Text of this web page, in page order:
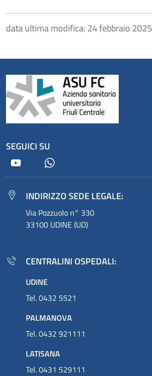
data ultima modifica: 24 febbraio 2025
SEGUICI SU
Youtube
INDIRIZZO SEDE LEGALE:
Via Pozzuolo n° 330
33100 UDINE (UD)
CENTRALINI OSPEDALI:
UDINE
Tel. 0432 5521
PALMANOVA
Tel. 0432 921111
LATISANA
Tel. 0431 529111